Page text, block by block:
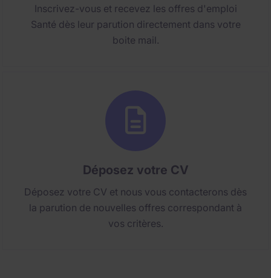
Inscrivez-vous et recevez les offres d'emploi
Santé dès leur parution directement dans votre
boite mail.
Déposez votre CV
Déposez votre CV et nous vous contacterons dès
la parution de nouvelles offres correspondant à
vos critères.